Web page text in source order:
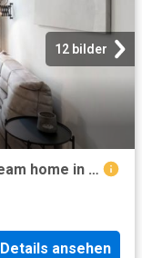
12 bilder
Comfortable, stylish and calm. A dream home in the middle of Winterhude
Details ansehen